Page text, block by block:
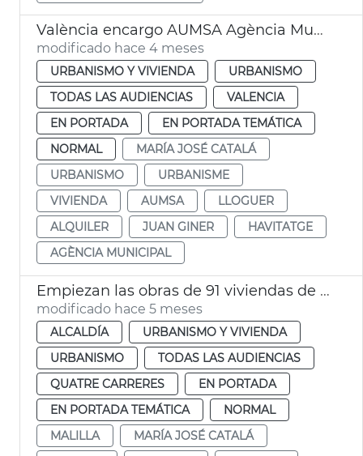
València encargo AUMSA Agència Municipal Lloguer
modificado hace 4 meses
URBANISMO Y VIVIENDA
URBANISMO
TODAS LAS AUDIENCIAS
VALENCIA
EN PORTADA
EN PORTADA TEMÁTICA
NORMAL
MARÍA JOSÉ CATALÁ
URBANISMO
URBANISME
VIVIENDA
AUMSA
LLOGUER
ALQUILER
JUAN GINER
HAVITATGE
AGÈNCIA MUNICIPAL
Empiezan las obras de 91 viviendas de alquiler social a Malilla València
modificado hace 5 meses
ALCALDÍA
URBANISMO Y VIVIENDA
URBANISMO
TODAS LAS AUDIENCIAS
QUATRE CARRERES
EN PORTADA
EN PORTADA TEMÁTICA
NORMAL
MALILLA
MARÍA JOSÉ CATALÁ